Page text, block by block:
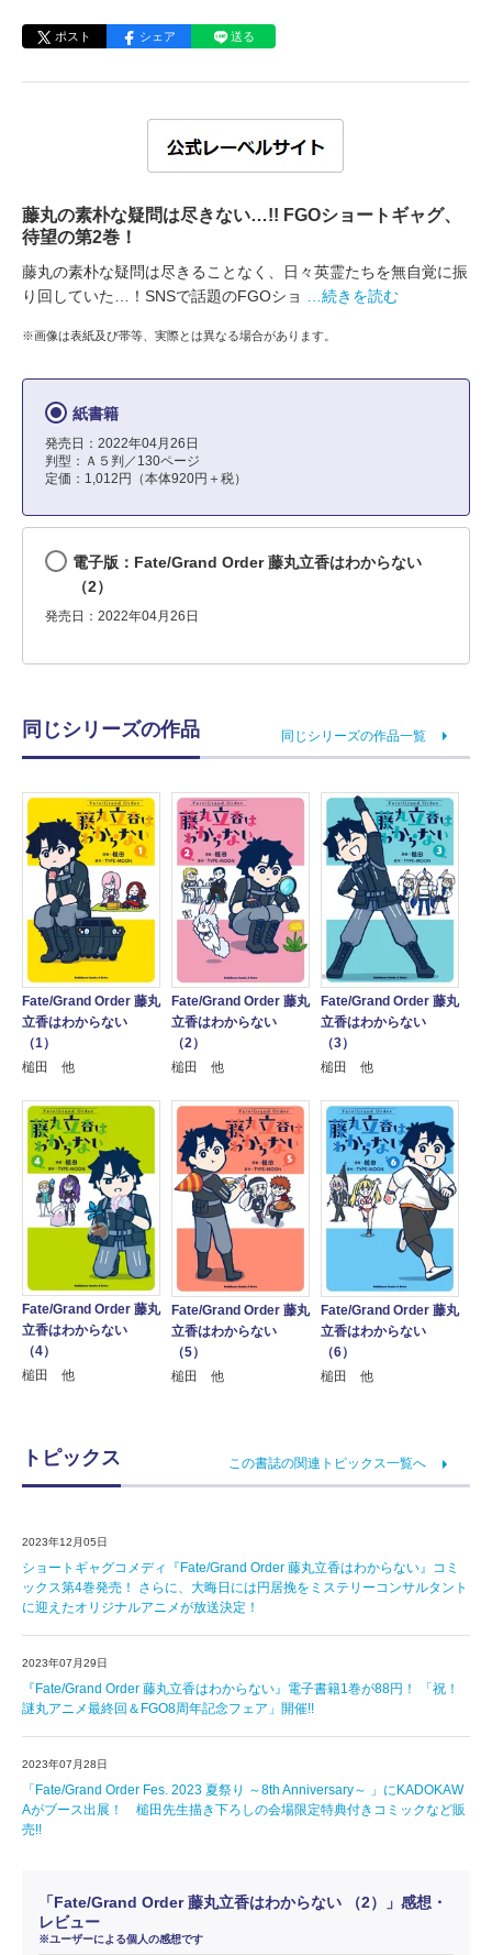
ポスト シェア 送る
藤丸の素朴な疑問は尽きない…!! FGOショートギャグ、
待望の第2巻！
藤丸の素朴な疑問は尽きることなく、日々英霊たちを無自覚に振
り回していた…！SNSで話題のFGOショ
…続きを読む
※画像は表紙及び帯等、実際とは異なる場合があります。
紙書籍
発売日：2022年04月26日
判型：Ａ５判／130ページ
定価：1,012円（本体920円＋税）
電子版：Fate/Grand Order 藤丸立香はわからない
（2）
発売日：2022年04月26日
同じシリーズの作品 同じシリーズの作品一覧
Fate/Grand Order 藤丸
立香はわからない
（1）
槌田 他
Fate/Grand Order 藤丸
立香はわからない
（2）
槌田 他
Fate/Grand Order 藤丸
立香はわからない
（3）
槌田 他
Fate/Grand Order 藤丸
立香はわからない
（4）
槌田 他
Fate/Grand Order 藤丸
立香はわからない
（5）
槌田 他
Fate/Grand Order 藤丸
立香はわからない
（6）
槌田 他
トピックス この書誌の関連トピックス一覧へ
2023年12月05日
ショートギャグコメディ『Fate/Grand Order 藤丸立香はわからない』コミ
ックス第4巻発売！ さらに、大晦日には円居挽をミステリーコンサルタント
に迎えたオリジナルアニメが放送決定！
2023年07月29日
『Fate/Grand Order 藤丸立香はわからない』電子書籍1巻が88円！ 「祝！
謎丸アニメ最終回＆FGO8周年記念フェア」開催!!
2023年07月28日
「Fate/Grand Order Fes. 2023 夏祭り ～8th Anniversary～ 」にKADOKAW
Aがブース出展！ 槌田先生描き下ろしの会場限定特典付きコミックなど販
売!!
「Fate/Grand Order 藤丸立香はわからない （2）」感想・
レビュー
※ユーザーによる個人の感想です